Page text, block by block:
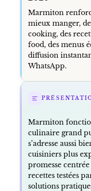
Marmiton
mieux manger,
cooking, des
food, des menus
diffusion
WhatsApp.
Marmiton
culinaire grand
s’adresse aussi
cuisiniers plus
promesse
recettes testées
solutions